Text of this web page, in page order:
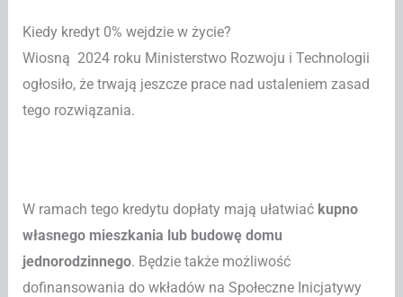
Kiedy kredyt 0% wejdzie w życie?
Wiosną 2024 roku Ministerstwo Rozwoju i Technologii
ogłosiło, że trwają jeszcze prace nad ustaleniem zasad
tego rozwiązania.
W ramach tego kredytu dopłaty mają ułatwiać kupno
własnego mieszkania lub budowę domu
jednorodzinnego. Będzie także możliwość
dofinansowania do wkładów na Społeczne Inicjatywy